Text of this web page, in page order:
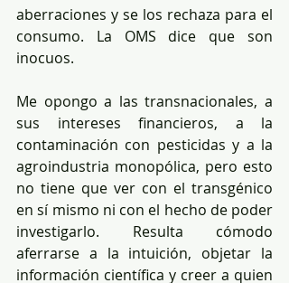
aberraciones y se los rechaza para el
consumo. La OMS dice que son
inocuos.
Me opongo a las transnacionales, a
sus intereses financieros, a la
contaminación con pesticidas y a la
agroindustria monopólica, pero esto
no tiene que ver con el transgénico
en sí mismo ni con el hecho de poder
investigarlo. Resulta cómodo
aferrarse a la intuición, objetar la
información científica y creer a quien